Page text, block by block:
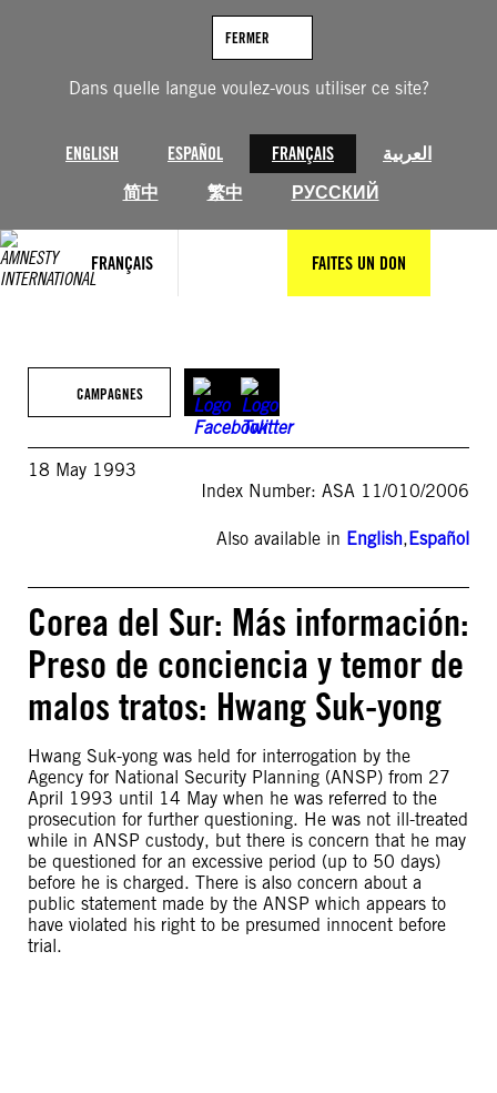
Dans quelle langue voulez-vous utiliser ce site?
ENGLISH ESPAÑOL FRANÇAIS
العربية
简中
繁中 РУССКИЙ
FERMER
FRANÇAIS FAITES UN DON
CAMPAGNES
18 May 1993
Index Number: ASA 11/010/2006
Also available in English,Español
Corea del Sur: Más información:
Preso de conciencia y temor de
malos tratos: Hwang Suk-yong
Hwang Suk-yong was held for interrogation by the
Agency for National Security Planning (ANSP) from 27
April 1993 until 14 May when he was referred to the
prosecution for further questioning. He was not ill-treated
while in ANSP custody, but there is concern that he may
be questioned for an excessive period (up to 50 days)
before he is charged. There is also concern about a
public statement made by the ANSP which appears to
have violated his right to be presumed innocent before
trial.